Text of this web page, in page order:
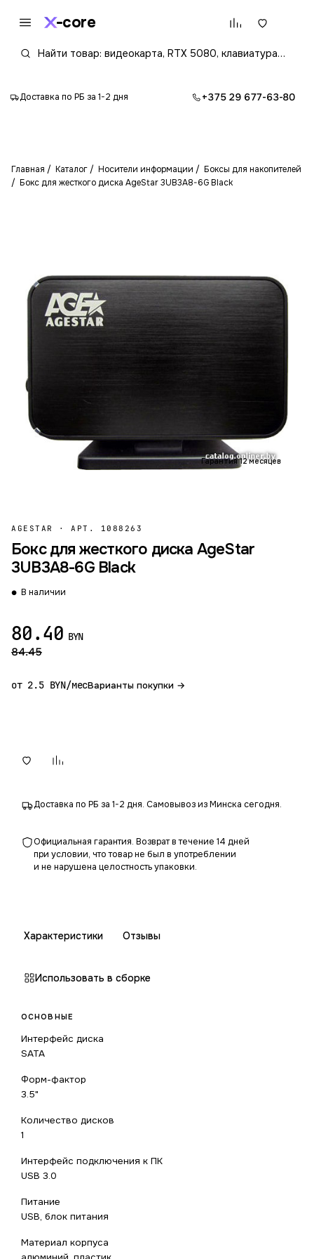
core
Доставка по РБ за 1-2 дня +375 29 677-63-80
Главная Каталог Носители информации
Боксы для накопителей
Бокс для жесткого диска AgeStar 3UB3A8-6G Black
Гарантия 12 месяцев
AGESTAR · АРТ. 1088263
Бокс для жесткого диска AgeStar
3UB3A8-6G Black
В наличии
80.40 BYN
84.45
от 2.5 BYN/месВарианты покупки →
Доставка по РБ за 1-2 дня. Самовывоз из Минска сегодня.
Официальная гарантия. Возврат в течение 14 дней
при условии, что товар не был в употреблении
и не нарушена целостность упаковки.
Характеристики Отзывы
Использовать в сборке
ОСНОВНЫЕ
Интерфейс диска
SATA
Форм-фактор
3.5"
Количество дисков
1
Интерфейс подключения к ПК
USB 3.0
Питание
USB, блок питания
Материал корпуса